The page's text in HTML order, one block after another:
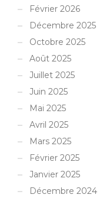
Février 2026
Décembre 2025
Octobre 2025
Août 2025
Juillet 2025
Juin 2025
Mai 2025
Avril 2025
Mars 2025
Février 2025
Janvier 2025
Décembre 2024